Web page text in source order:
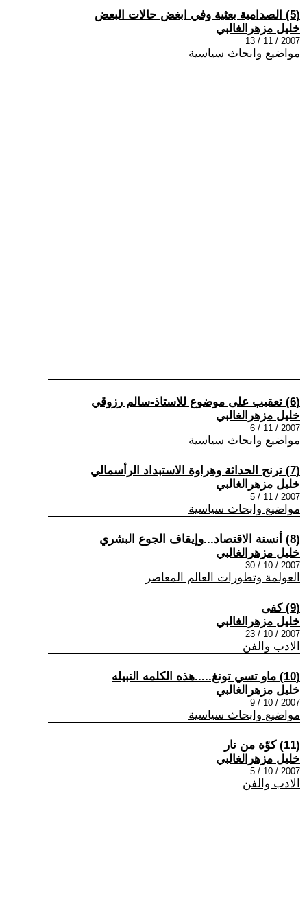
(5) الصدامية بعثية وفي ابغض حالات البعض
خليل مزهرالغالبي
2007 / 11 / 13
مواضيع وابحاث سياسية
(6) تعقيب على موضوع للاستاذ-سالم رزوقي
خليل مزهرالغالبي
2007 / 11 / 6
مواضيع وابحاث سياسية
(7) ترنح الحداثة وهراوة الاستبداد الرأسمالي
خليل مزهرالغالبي
2007 / 11 / 5
مواضيع وابحاث سياسية
(8) أنسنة الاقتصاد...وإيقاف الجوع البشري
خليل مزهرالغالبي
2007 / 10 / 30
العولمة وتطورات العالم المعاصر
(9) كفى
خليل مزهرالغالبي
2007 / 10 / 23
الادب والفن
(10) ماو تسي تونغ.....هذه الكلمه النبيله
خليل مزهرالغالبي
2007 / 10 / 9
مواضيع وابحاث سياسية
(11) كوّة من نار
خليل مزهرالغالبي
2007 / 10 / 5
الادب والفن